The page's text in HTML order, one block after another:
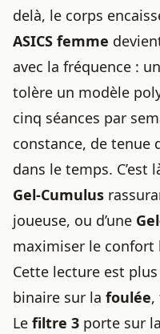
delà, le corps
ASICS femme
avec la fréquence :
tolère un modèle
cinq séances par
constance, de tenue
dans le temps. C’est
Gel-Cumulus
joueuse, ou d’une
maximiser le
Cette lecture est
binaire sur la foulée,
Le filtre 3 porte sur